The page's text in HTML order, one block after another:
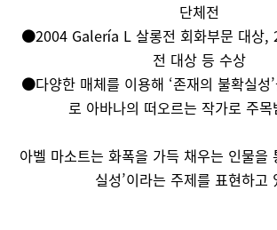
단체전
●2004 Galería L 살롱전 회화부문 대상,
전 대상 등 수상
●다양한 매체를 이용해 ‘존재의 불확실성
로 아바나의 떠오르는 작가로 주목
아벨 마소트는 화폭을 가득 채우는 인물을
실성’이라는 주제를 표현하고